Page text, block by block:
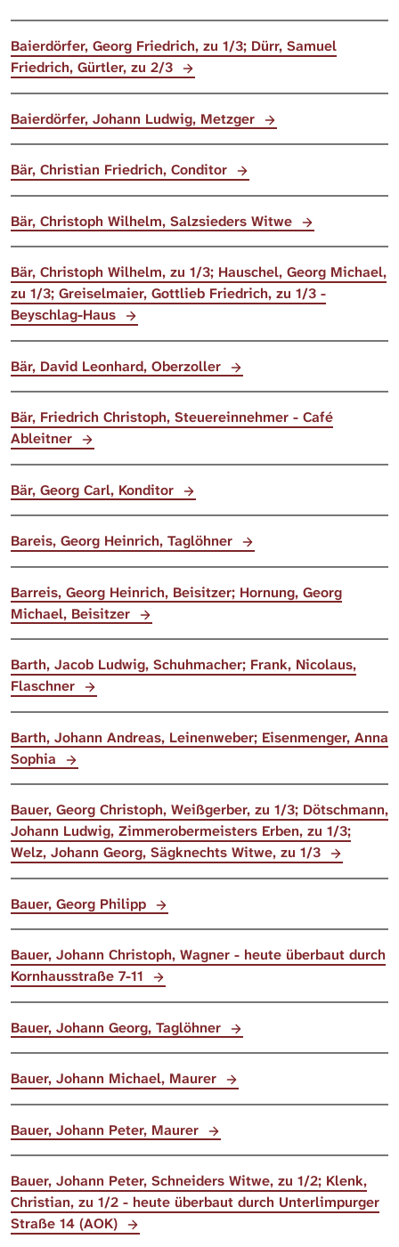
Baierdörfer, Georg Friedrich, zu 1/3; Dürr, Samuel
Friedrich, Gürtler, zu 2/3
Baierdörfer, Johann Ludwig, Metzger
Bär, Christian Friedrich, Conditor
Bär, Christoph Wilhelm, Salzsieders Witwe
Bär, Christoph Wilhelm, zu 1/3; Hauschel, Georg Michael,
zu 1/3; Greiselmaier, Gottlieb Friedrich, zu 1/3 -
Beyschlag-Haus
Bär, David Leonhard, Oberzoller
Bär, Friedrich Christoph, Steuereinnehmer - Café
Ableitner
Bär, Georg Carl, Konditor
Bareis, Georg Heinrich, Taglöhner
Barreis, Georg Heinrich, Beisitzer; Hornung, Georg
Michael, Beisitzer
Barth, Jacob Ludwig, Schuhmacher; Frank, Nicolaus,
Flaschner
Barth, Johann Andreas, Leinenweber; Eisenmenger, Anna
Sophia
Bauer, Georg Christoph, Weißgerber, zu 1/3; Dötschmann,
Johann Ludwig, Zimmerobermeisters Erben, zu 1/3;
Welz, Johann Georg, Sägknechts Witwe, zu 1/3
Bauer, Georg Philipp
Bauer, Johann Christoph, Wagner - heute überbaut durch
Kornhausstraße 7-11
Bauer, Johann Georg, Taglöhner
Bauer, Johann Michael, Maurer
Bauer, Johann Peter, Maurer
Bauer, Johann Peter, Schneiders Witwe, zu 1/2; Klenk,
Christian, zu 1/2 - heute überbaut durch Unterlimpurger
Straße 14 (AOK)